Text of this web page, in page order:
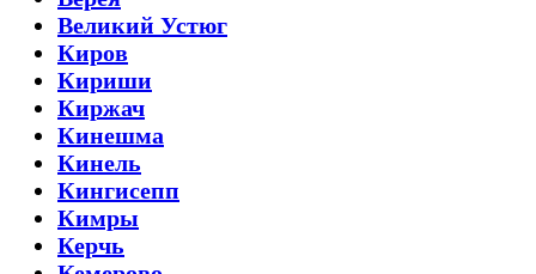
Великий Устюг
Киров
Кириши
Киржач
Кинешма
Кинель
Кингисепп
Кимры
Керчь